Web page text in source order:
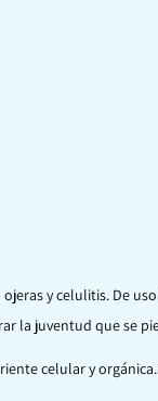
y celulitis. De
la juventud que se
celular y